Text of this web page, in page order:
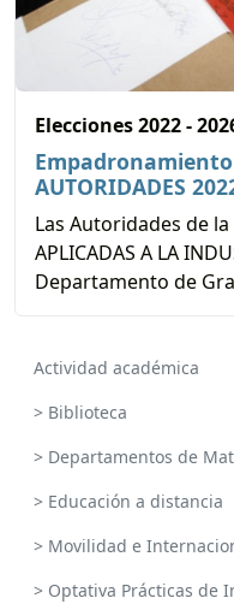
Elecciones 2022 -
Empadronamiento
AUTORIDADES
Las Autoridades de la
APLICADAS A LA
Departamento de
Actividad académica
> Biblioteca
> Departamentos de
> Educación a distancia
> Movilidad e
> Optativa Prácticas de